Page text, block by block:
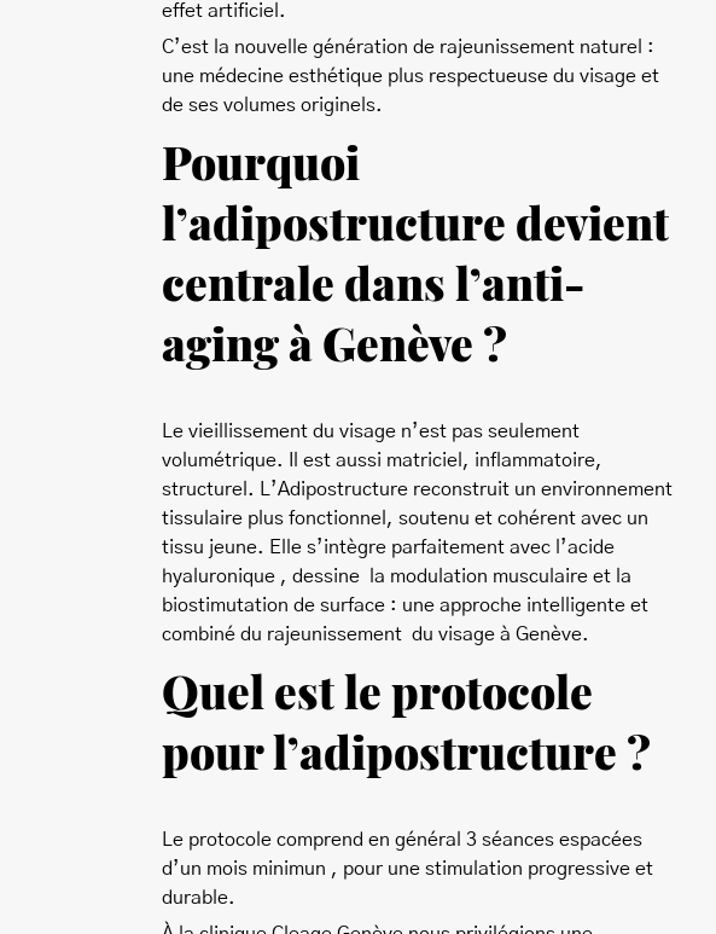
effet artificiel.
C’est la nouvelle génération de rajeunissement naturel :
une médecine esthétique plus respectueuse du visage et
de ses volumes originels.
Pourquoi
l’adipostructure devient
centrale dans l’anti-
aging à Genève ?
Le vieillissement du visage n’est pas seulement
volumétrique. Il est aussi matriciel, inflammatoire,
structurel. L’Adipostructure reconstruit un environnement
tissulaire plus fonctionnel, soutenu et cohérent avec un
tissu jeune. Elle s’intègre parfaitement avec l’acide
hyaluronique , dessine la modulation musculaire et la
biostimutation de surface : une approche intelligente et
combiné du rajeunissement du visage à Genève.
Quel est le protocole
pour l’adipostructure ?
Le protocole comprend en général 3 séances espacées
d’un mois minimun , pour une stimulation progressive et
durable.